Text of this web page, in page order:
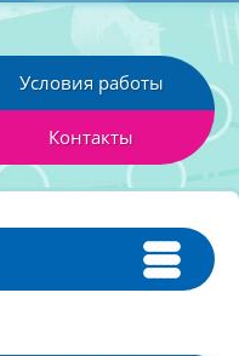
Условия работы
Контакты